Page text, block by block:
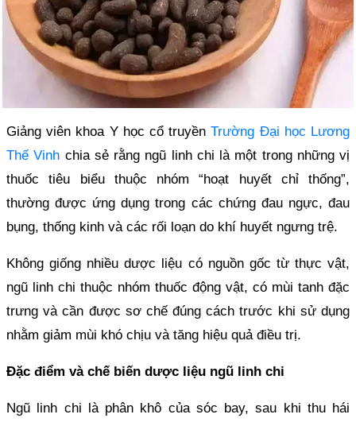
Giảng viên khoa Y học cổ truyềnTrường Đại học Lương
Thế Vinh chia sẻ rằng ngũ linh chi là một trong những vị
thuốc tiêu biểu thuộc nhóm “hoạt huyết chỉ thống”,
thường được ứng dụng trong các chứng đau ngực, đau
bụng, thống kinh và các rối loạn do khí huyết ngưng trệ.
Không giống nhiều dược liệu có nguồn gốc từ thực vật,
ngũ linh chi thuộc nhóm thuốc động vật, có mùi tanh đặc
trưng và cần được sơ chế đúng cách trước khi sử dụng
nhằm giảm mùi khó chịu và tăng hiệu quả điều trị.
Đặc điểm và chế biến dược liệu ngũ linh chi
Ngũ linh chi là phân khô của sóc bay, sau khi thu hái